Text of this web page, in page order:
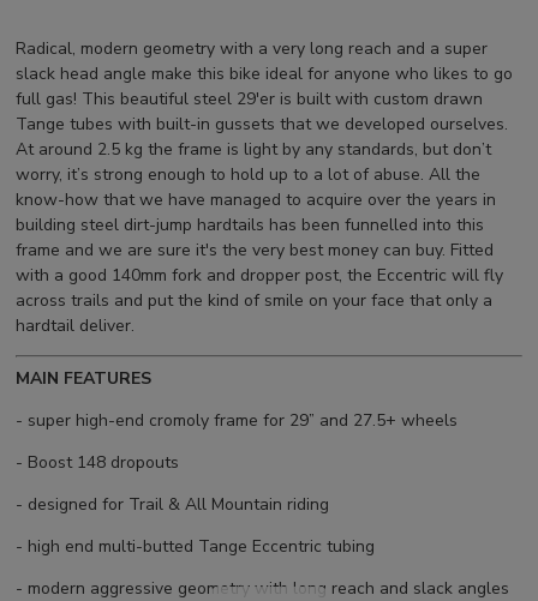
Radical, modern geometry with a very long reach and a super
slack head angle make this bike ideal for anyone who likes to go
full gas! This beautiful steel 29'er is built with custom drawn
Tange tubes with built-in gussets that we developed ourselves.
At around 2.5 kg the frame is light by any standards, but don’t
worry, it’s strong enough to hold up to a lot of abuse. All the
know-how that we have managed to acquire over the years in
building steel dirt-jump hardtails has been funnelled into this
frame and we are sure it's the very best money can buy. Fitted
with a good 140mm fork and dropper post, the Eccentric will fly
across trails and put the kind of smile on your face that only a
hardtail deliver.
MAIN FEATURES
- super high-end cromoly frame for 29” and 27.5+ wheels
- Boost 148 dropouts
- designed for Trail & All Mountain riding
- high end multi-butted Tange Eccentric tubing
- modern aggressive geometry with long reach and slack angles